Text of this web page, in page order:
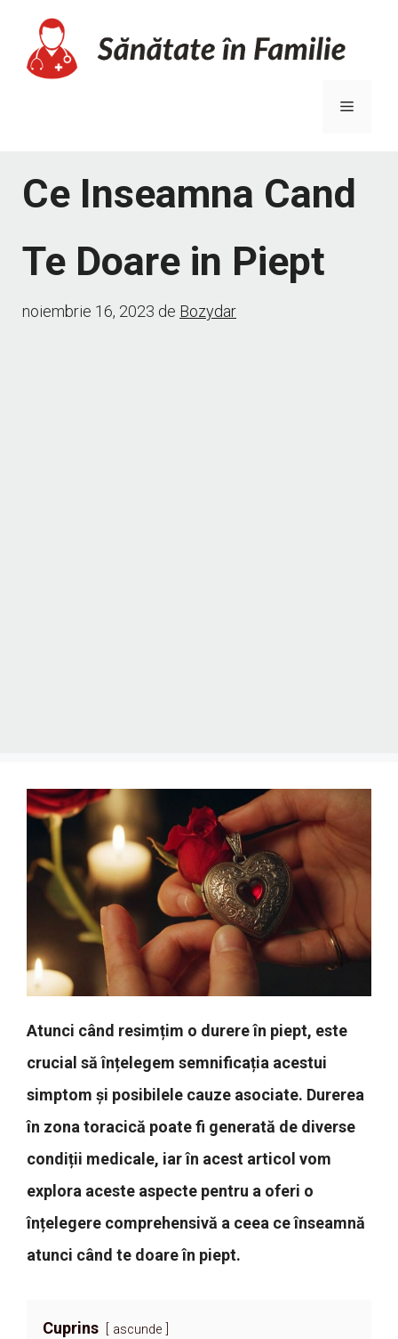
conținut
Meniu
Ce Inseamna Cand
Te Doare in Piept
noiembrie 16, 2023 de Bozydar
Atunci când resimțim o durere în piept, este
crucial să înțelegem semnificația acestui
simptom și posibilele cauze asociate. Durerea
în zona toracică poate fi generată de diverse
condiții medicale, iar în acest articol vom
explora aceste aspecte pentru a oferi o
înțelegere comprehensivă a ceea ce înseamnă
atunci când te doare în piept.
Cuprins ascunde